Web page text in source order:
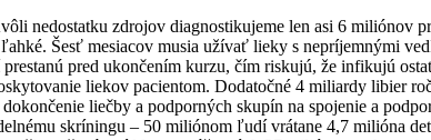
nedostatku zdrojov diagnostikujeme len asi 6 miliónov
Šesť mesiacov musia užívať lieky s nepríjemnými
pred ukončením kurzu, čím riskujú, že infikujú
liekov pacientom. Dodatočné 4 miliardy libier
liečby a podporných skupín na spojenie a
skríningu – 50 miliónom ľudí vrátane 4,7 milióna